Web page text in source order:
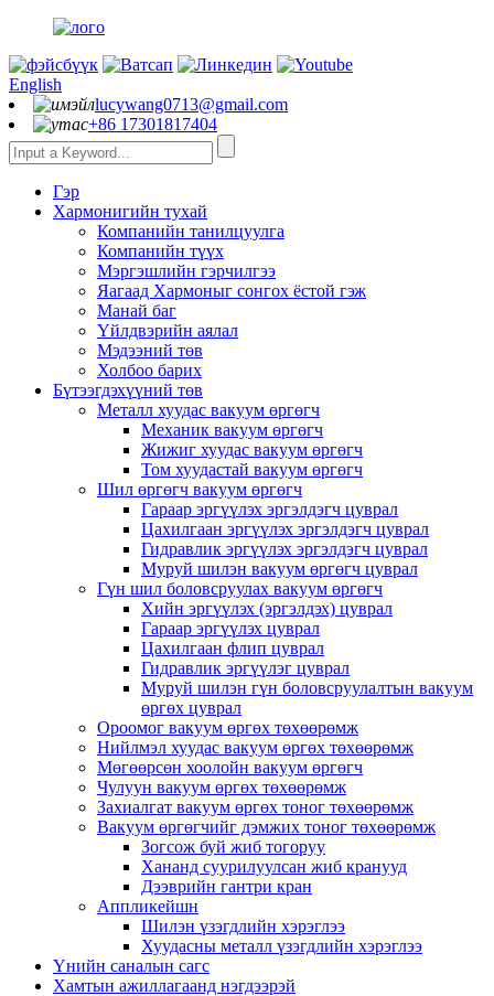
English
lucywang0713@gmail.com
+86 17301817404
Гэр
Хармонигийн тухай
Компанийн танилцуулга
Компанийн түүх
Мэргэшлийн гэрчилгээ
Яагаад Хармоныг сонгох ёстой гэж
Манай баг
Үйлдвэрийн аялал
Мэдээний төв
Холбоо барих
Бүтээгдэхүүний төв
Металл хуудас вакуум өргөгч
Механик вакуум өргөгч
Жижиг хуудас вакуум өргөгч
Том хуудастай вакуум өргөгч
Шил өргөгч вакуум өргөгч
Гараар эргүүлэх эргэлдэгч цуврал
Цахилгаан эргүүлэх эргэлдэгч цуврал
Гидравлик эргүүлэх эргэлдэгч цуврал
Муруй шилэн вакуум өргөгч цуврал
Гүн шил боловсруулах вакуум өргөгч
Хийн эргүүлэх (эргэлдэх) цуврал
Гараар эргүүлэх цуврал
Цахилгаан флип цуврал
Гидравлик эргүүлэг цуврал
Муруй шилэн гүн боловсруулалтын вакуум
өргөх цуврал
Ороомог вакуум өргөх төхөөрөмж
Нийлмэл хуудас вакуум өргөх төхөөрөмж
Мөгөөрсөн хоолойн вакуум өргөгч
Чулуун вакуум өргөх төхөөрөмж
Захиалгат вакуум өргөх тоног төхөөрөмж
Вакуум өргөгчийг дэмжих тоног төхөөрөмж
Зогсож буй жиб тогоруу
Хананд суурилуулсан жиб кранууд
Дээврийн гантри кран
Аппликейшн
Шилэн үзэгдлийн хэрэглээ
Хуудасны металл үзэгдлийн хэрэглээ
Үнийн саналын сагс
Хамтын ажиллагаанд нэгдээрэй